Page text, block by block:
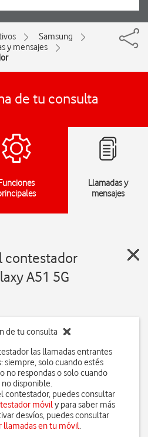
Samsung
y mensajes
de tu consulta
Llamadas y
mensajes
contestador
A51 5G
de tu consulta
las llamadas entrantes
siempre, solo cuando estés
no respondas o solo cuando
no disponible.
contestador, puedes consultar
móvily para saber más
desvíos, puedes consultar
llamadas en tu móvil.